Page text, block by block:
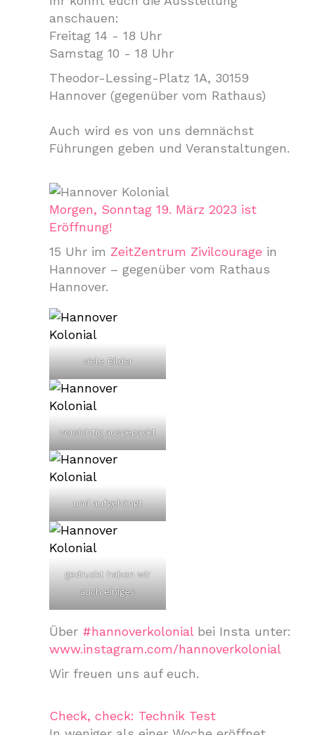
anschauen:
Freitag 14 - 18 Uhr
Samstag 10 - 18 Uhr
Theodor-Lessing-Platz 1A, 30159
Hannover (gegenüber vom Rathaus)
Auch wird es von uns demnächst
Führungen geben und Veranstaltungen.
Morgen, Sonntag 19. März 2023 ist
Eröffnung!
15 Uhr im ZeitZentrum Zivilcourage in
Hannover – gegenüber vom Rathaus
Hannover.
viele Bilder
vorsichtig ausgepackt
und aufgehängt
gedruckt haben wir
auch einiges
Über #hannoverkolonialbei Insta unter:
www.instagram.com/hannoverkolonial
Wir freuen uns auf euch.
Check, check: Technik Test